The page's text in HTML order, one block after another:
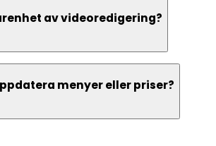
av videoredigering?
menyer eller priser?